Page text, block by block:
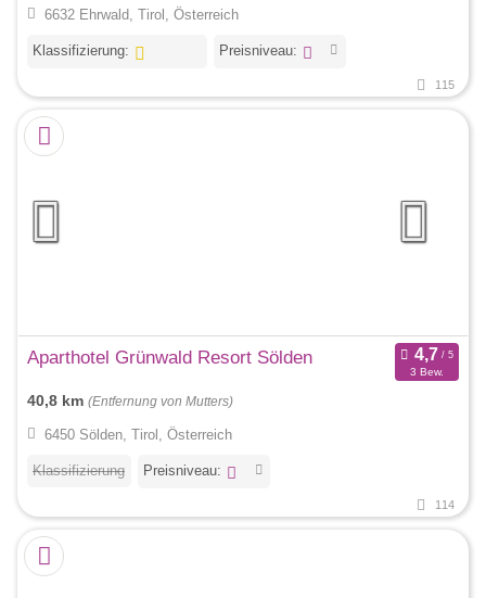
6632 Ehrwald, Tirol, Österreich
Klassifizierung: Preisniveau:
115
Aparthotel Grünwald Resort Sölden
3 Bew.
40,8 km (Entfernung von Mutters)
6450 Sölden, Tirol, Österreich
Klassifizierung Preisniveau:
114